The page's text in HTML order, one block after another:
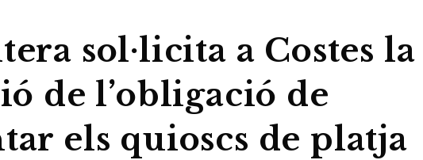
sol·licita a Costes la
de l’obligació de
els quioscs de platja